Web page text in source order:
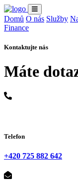
Domů O nás Služby
Finance
Kontaktujte nás
Máte
Telefon
+420 725 882 642